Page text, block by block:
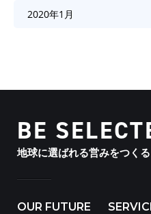
2020年1月
BE
地球に選ばれる営みをつくる
OUR FUTURE